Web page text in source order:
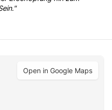
Open in Google Maps